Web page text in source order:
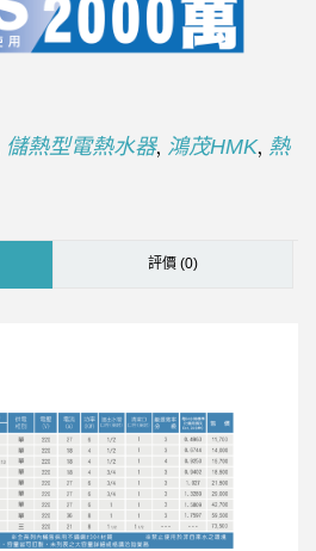
儲熱型電熱水器, 鴻茂HMK, 熱
評價 (0)